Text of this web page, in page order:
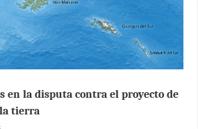
en la disputa contra el proyecto de
tierra